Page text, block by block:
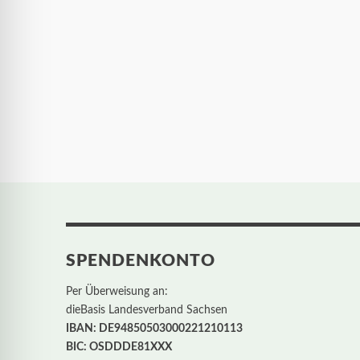
SPENDENKONTO
Per Überweisung an:
dieBasis Landesverband Sachsen
IBAN: DE94850503000221210113
BIC: OSDDDE81XXX